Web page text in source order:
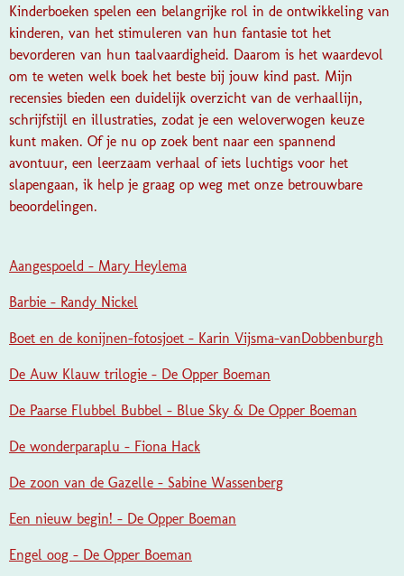
Kinderboeken spelen een belangrijke rol in de ontwikkeling van
kinderen, van het stimuleren van hun fantasie tot het
bevorderen van hun taalvaardigheid. Daarom is het waardevol
om te weten welk boek het beste bij jouw kind past. Mijn
recensies bieden een duidelijk overzicht van de verhaallijn,
schrijfstijl en illustraties, zodat je een weloverwogen keuze
kunt maken. Of je nu op zoek bent naar een spannend
avontuur, een leerzaam verhaal of iets luchtigs voor het
slapengaan, ik help je graag op weg met onze betrouwbare
beoordelingen.
Aangespoeld - Mary Heylema
Barbie - Randy Nickel
Boet en de konijnen-fotosjoet - Karin Vijsma-vanDobbenburgh
De Auw Klauw trilogie - De Opper Boeman
De Paarse Flubbel Bubbel - Blue Sky & De Opper Boeman
De wonderparaplu - Fiona Hack
De zoon van de Gazelle - Sabine Wassenberg
Een nieuw begin! - De Opper Boeman
Engel oog - De Opper Boeman